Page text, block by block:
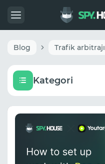
Blog Trafik arbitrajı
Kategori